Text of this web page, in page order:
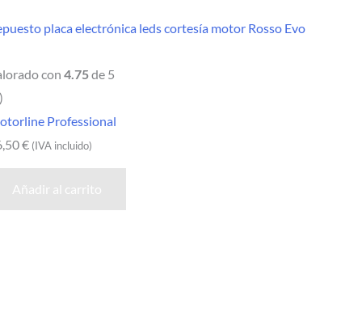
placa electrónica leds cortesía motor Rosso Evo
con 4.75de 5
Professional
€ (IVA incluido)
Añadir al carrito